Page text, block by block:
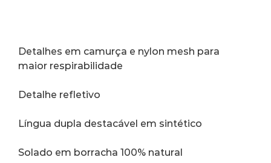
Detalhes em camurça e nylon mesh para
maior respirabilidade
Detalhe refletivo
Língua dupla destacável em sintético
Solado em borracha 100% natural